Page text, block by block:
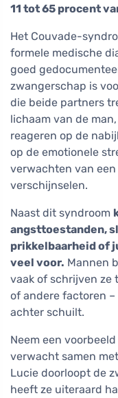
11 tot 65 procent
Het Couvade-
formele medische
goed
zwangerschap is
die beide partners
lichaam van de
reageren op de
op de emotionele
verwachten van
verschijnselen.
Naast dit syndroom
angsttoestanden,
prikkelbaarheid of
veel voor. Mannen
vaak of schrijven ze
of andere factoren
achter schuilt.
Neem een
verwacht samen
Lucie doorloopt de
heeft ze uiteraard